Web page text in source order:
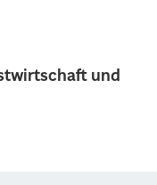
und